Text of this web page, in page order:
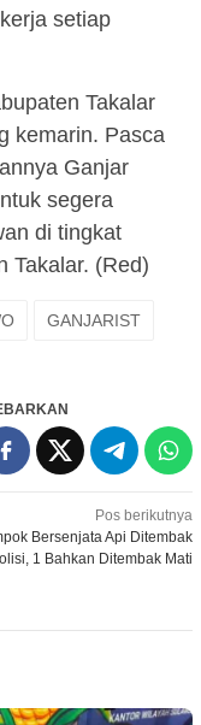
setiap
Takalar
kemarin. Pasca
Ganjar
segera
di tingkat
Takalar. (Red)
GANJARIST
Pos berikutnya
Bersenjata Api Ditembak
1 Bahkan Ditembak Mati